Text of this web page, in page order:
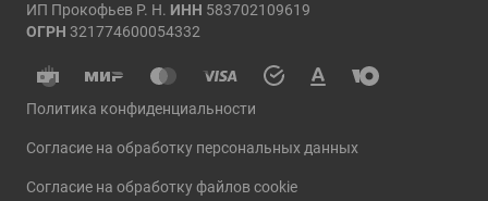
ИП Прокофьев Р. Н. ИНН 583702109619
ОГРН 321774600054332
Политика конфиденциальности
Согласие на обработку персональных данных
Согласие на обработку файлов cookie